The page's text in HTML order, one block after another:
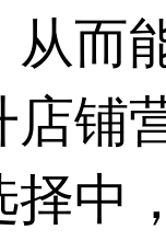
而
铺
中